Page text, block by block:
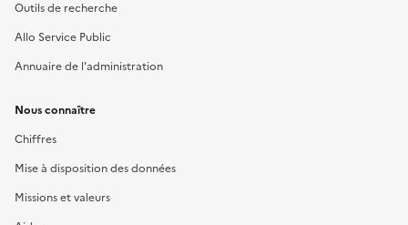
Outils de recherche
Allo Service Public
Annuaire de l'administration
Nous connaître
Chiffres
Mise à disposition des données
Missions et valeurs